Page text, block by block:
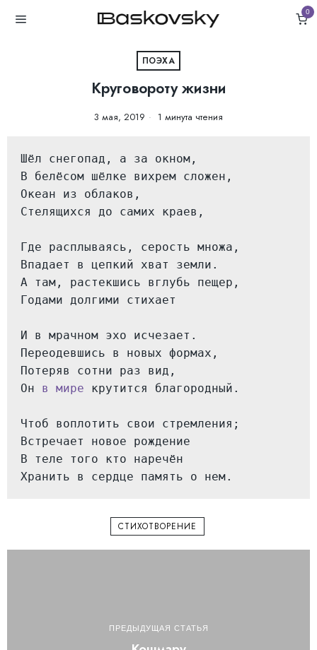
0
ПОЭХА
Круговороту жизни
3 мая, 2019 1 минута чтения
Шёл снегопад, а за окном,
В белёсом шёлке вихрем сложен,
Океан из облаков,
Стелящихся до самих краев,
Где расплываясь, серость множа,
Впадает в цепкий хват земли.
А там, растекшись вглубь пещер,
Годами долгими стихает
И в мрачном эхо исчезает.
Переодевшись в новых формах,
Потеряв сотни раз вид,
Он в мире крутится благородный.
Чтоб воплотить свои стремления;
Встречает новое рождение
В теле того кто наречён
Хранить в сердце память о нем.
СТИХОТВОРЕНИЕ
ПРЕДЫДУЩАЯ СТАТЬЯ